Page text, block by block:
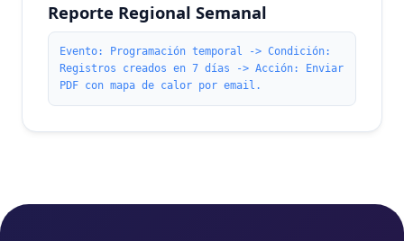
Reporte Regional Semanal
Evento: Programación temporal -> Condición:
Registros creados en 7 días -> Acción: Enviar
PDF con mapa de calor por email.